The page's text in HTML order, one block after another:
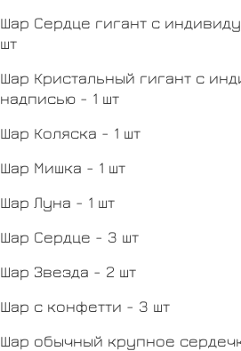
Шар Сердце гигант с
шт
Шар Кристальный гигант с
надписью - 1 шт
Шар Коляска - 1 шт
Шар Мишка - 1 шт
Шар Луна - 1 шт
Шар Сердце - 3 шт
Шар Звезда - 2 шт
Шар с конфетти - 3 шт
Шар обычный крупное